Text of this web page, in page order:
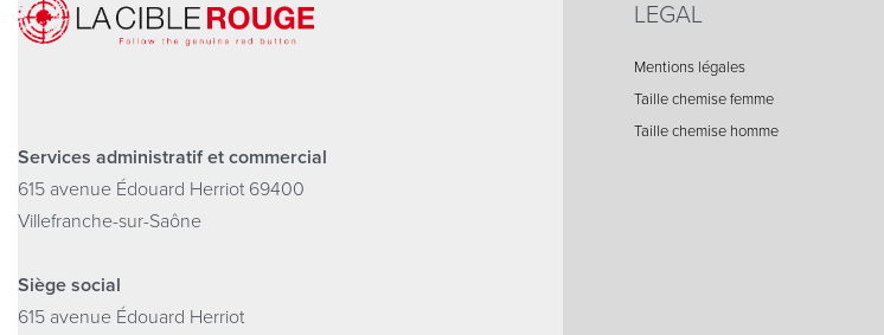
Services administratif et commercial
615 avenue Édouard Herriot 69400
Villefranche-sur-Saône
Siège social
615 avenue Édouard Herriot
LEGAL
Mentions légales
Taille chemise femme
Taille chemise homme